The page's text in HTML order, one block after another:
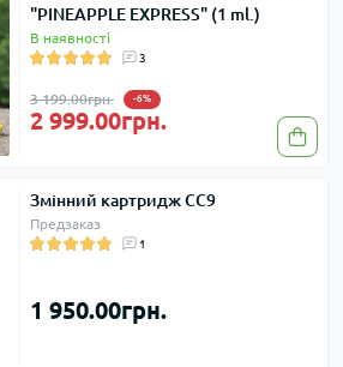
"PINEAPPLE EXPRESS" (1 ml.)
В наявності
3
3 199.00грн. -6%
2 999.00грн.
Змінний картридж CC9
Предзаказ
1
1 950.00грн.